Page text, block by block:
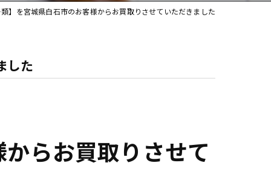
類】を宮城県白石市のお客様からお買取りさせていただきました
した
らお買取りさせて